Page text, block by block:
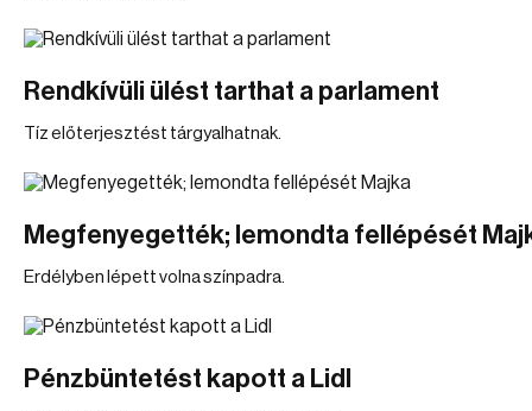
Rendkívüli ülést tarthat a parlament
Tíz előterjesztést tárgyalhatnak.
Megfenyegették; lemondta fellépését
Erdélyben lépett volna színpadra.
Pénzbüntetést kapott a Lidl